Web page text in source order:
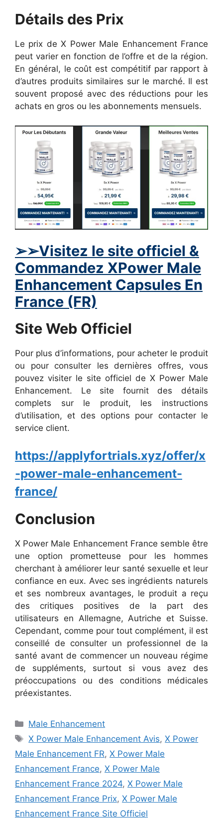
Détails des Prix
Le prix de X Power Male Enhancement France
peut varier en fonction de l’offre et de la région.
En général, le coût est compétitif par rapport à
d’autres produits similaires sur le marché. Il est
souvent proposé avec des réductions pour les
achats en gros ou les abonnements mensuels.
➢➢Visitez le site officiel &
Commandez XPower Male
Enhancement Capsules En
France (FR)
Site Web Officiel
Pour plus d’informations, pour acheter le produit
ou pour consulter les dernières offres, vous
pouvez visiter le site officiel de X Power Male
Enhancement. Le site fournit des détails
complets sur le produit, les instructions
d’utilisation, et des options pour contacter le
service client.
https://applyfortrials.xyz/offer/x
-power-male-enhancement-
france/
Conclusion
X Power Male Enhancement France semble être
une option prometteuse pour les hommes
cherchant à améliorer leur santé sexuelle et leur
confiance en eux. Avec ses ingrédients naturels
et ses nombreux avantages, le produit a reçu
des critiques positives de la part des
utilisateurs en Allemagne, Autriche et Suisse.
Cependant, comme pour tout complément, il est
conseillé de consulter un professionnel de la
santé avant de commencer un nouveau régime
de suppléments, surtout si vous avez des
préoccupations ou des conditions médicales
préexistantes.
Categories
Male Enhancement
Tags
X Power Male Enhancement Avis,X Power
Male Enhancement FR, X Power Male
Enhancement France, X Power Male
Enhancement France 2024, X Power Male
Enhancement France Prix, X Power Male
Enhancement France Site Officiel